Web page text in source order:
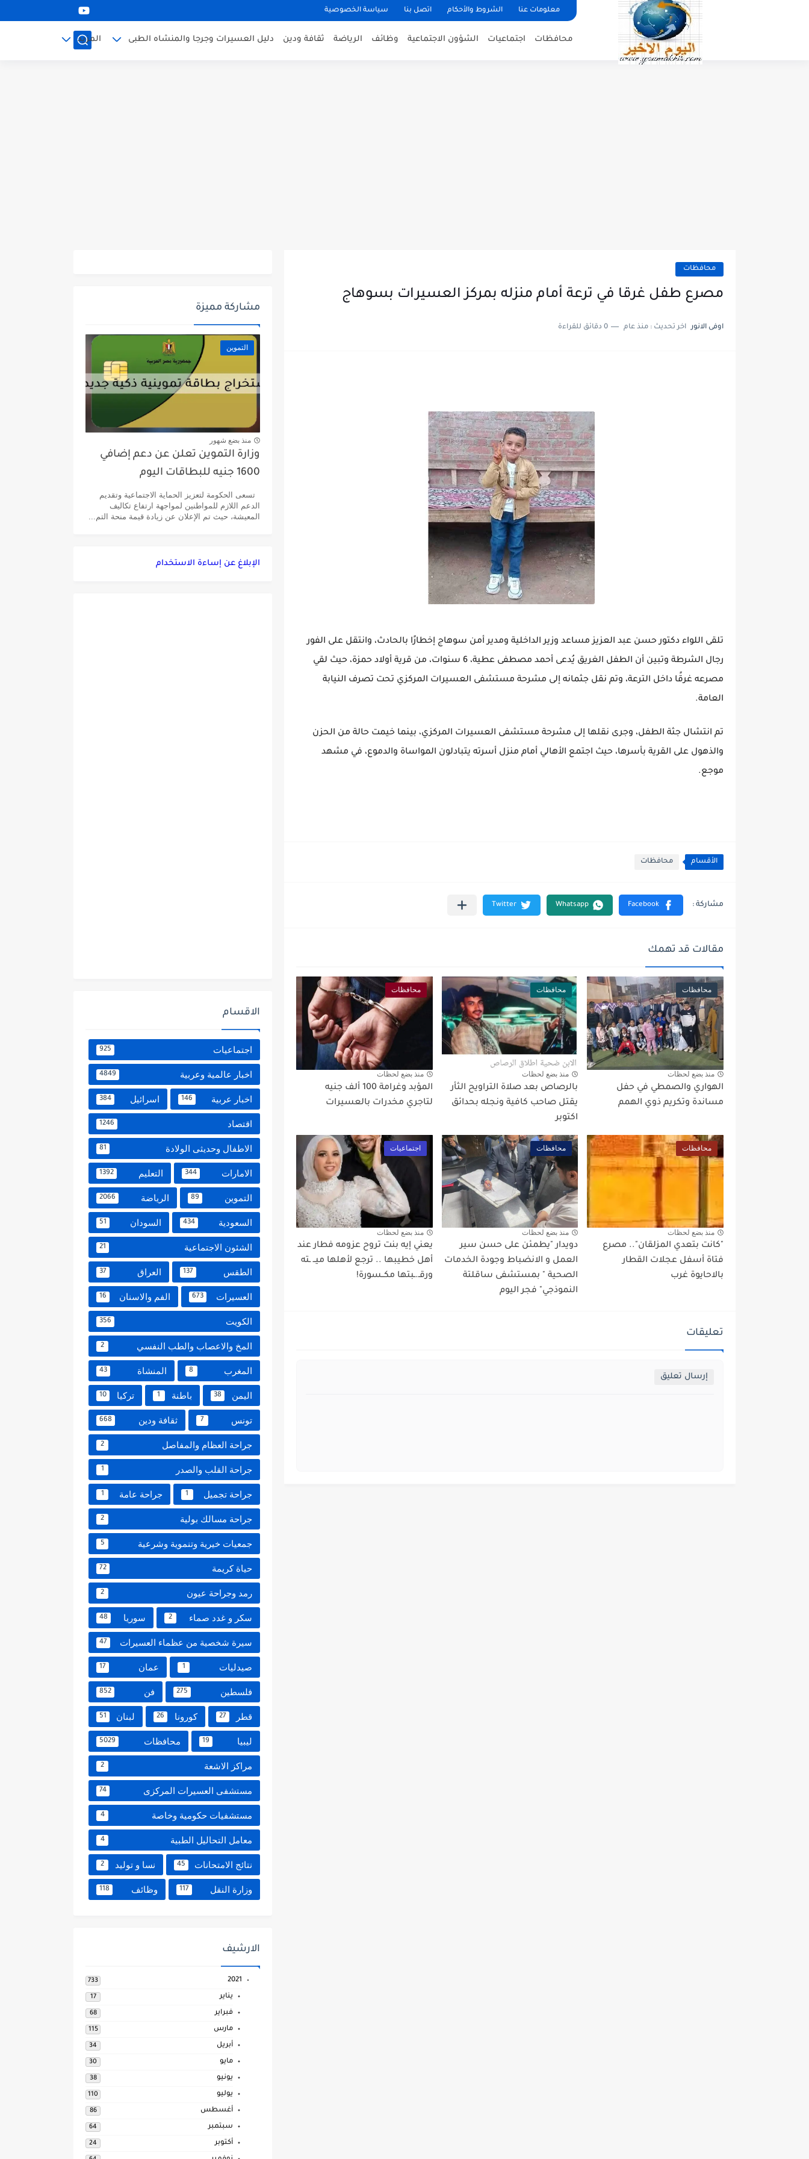
معلومات عنا الشروط والأحكام اتصل بنا سياسة الخصوصية
محافظات اجتماعيات الشؤون الاجتماعية وظائف الرياضة ثقافة ودين دليل العسيرات وجرجا والمنشاه الطبى المزيد
محافظات
مصرع طفل غرقا في ترعة أمام منزله بمركز العسيرات بسوهاج
اوفى الانور اخر تحديث : منذ عام 0 دقائق للقراءة
تلقى اللواء دكتور حسن عبد العزيز مساعد وزير الداخلية ومدير أمن سوهاج إخطارًا بالحادث، وانتقل على الفور
رجال الشرطة وتبين أن الطفل الغريق يُدعى أحمد مصطفى عطية، 6 سنوات، من قرية أولاد حمزة، حيث لقي
مصرعه غرقًا داخل الترعة، وتم نقل جثمانه إلى مشرحة مستشفى العسيرات المركزي تحت تصرف النيابة
العامة.
تم انتشال جثة الطفل، وجرى نقلها إلى مشرحة مستشفى العسيرات المركزي، بينما خيمت حالة من الحزن
والذهول على القرية بأسرها، حيث اجتمع الأهالي أمام منزل أسرته يتبادلون المواساة والدموع، في مشهد
موجع.
الأقسام محافظات
مقالات قد تهمك
محافظات
منذ بضع لحظات
الهواري والصمطي في حفل
مساندة وتكريم ذوي الهمم
محافظات
منذ بضع لحظات
بالرصاص بعد صلاة التراويح الثأر
يقتل صاحب كافية ونجله بحدائق
اكتوبر
محافظات
منذ بضع لحظات
المؤبد وغرامة 100 ألف جنيه
لتاجري مخدرات بالعسيرات
محافظات
منذ بضع لحظات
"كانت بتعدي المزلقان".. مصرع
فتاة أسفل عجلات القطار
بالاحايوة غرب
محافظات
منذ بضع لحظات
دويدار "يطمئن على حسن سير
العمل و الانضباط وجودة الخدمات
الصحية " بمستشفى ساقلتة
النموذجي" فجر اليوم
اجتماعيات
منذ بضع لحظات
يعني إيه بنت تروح عزومه فطار عند
أهل خطيبها .. ترجع لأهلها ميــ ـته
ورقـ.ـبتها مكــسورة!
تعليقات
إرسال تعليق
مشاركة مميزة
التموين
منذ بضع شهور
وزارة التموين تعلن عن دعم إضافي
1600 جنيه للبطاقات اليوم
تسعى الحكومة لتعزيز الحماية الاجتماعية وتقديم
الدعم اللازم للمواطنين لمواجهة ارتفاع تكاليف
المعيشة، حيث تم الإعلان عن زيادة قيمة منحة التم...
الإبلاغ عن إساءة الاستخدام
الاقسام
اجتماعيات 925
اخبار عالمية وعربية 4849
اخبار عربية 146 اسرائيل 384
اقتصاد 1246
الاطفال وحديثى الولادة 81
الامارات 344 التعليم 1392
التموين 89 الرياضة 2066
السعودية 434 السودان 51
الشئون الاجتماعية 21
الطقس 137 العراق 37
العسيرات 673 الفم والاسنان 16
الكويت 356
المخ والاعصاب والطب النفسي 2
المغرب 8 المنشاة 43
اليمن 38 باطنة 1 تركيا 10
تونس 7 ثقافة ودين 668
جراحة العظام والمفاصل 2
جراحة القلب والصدر 1
جراحة تجميل 1 جراحة عامة 1
جراحة مسالك بولية 2
جمعيات خيرية وتنموية وشرعية 5
حياة كريمة 72
رمد وجراحة عيون 2
سكر و غدد صماء 2 سوريا 48
سيرة شخصية من عظماء العسيرات 47
صيدليات 1 عمان 17
فلسطين 275 فن 852
قطر 27 كورونا 26 لبنان 51
ليبيا 19 محافظات 5029
مراكز الاشعة 2
مستشفى العسيرات المركزى 74
مستشفيات حكومية وخاصة 4
معامل التحاليل الطبية 4
نتائج الامتحانات 45 نسا و توليد 2
وزارة النقل 117 وظائف 118
الارشيف
2021
733
يناير 17
فبراير 68
مارس 115
أبريل 34
مايو 30
يونيو 38
يوليو 110
أغسطس 86
سبتمبر 64
أكتوبر 24